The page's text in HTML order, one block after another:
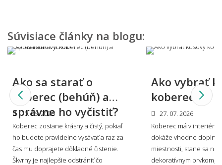
doma?
Viete mi miestnosť namodelovať aj do iného
štýlu interiéru?
🎨 Dizajn farby a štýl
👨‍Odpovede nižšie boli písané v spolupráci s profesionálnym
dizajnérom Miroslavom Holešom.
Súvisiace články na blogu:
Ako sa starať o
koberec (behúň) a
správne ho vyčistiť?
10. 06. 2026
Koberec zostane krásny a čistý, pokiaľ
ho budete pravidelne vysávať a raz za
čas mu doprajete dôkladné čistenie.
Škvrny je najlepšie odstrániť čo
Ako vybrať
koberec?
27. 07. 2026
Koberec má v interiéri
dokáže vhodne doplniť
miestnosti, stane sa
dekoratívnym prvkom,